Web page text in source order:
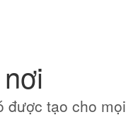
được tạo cho mọi